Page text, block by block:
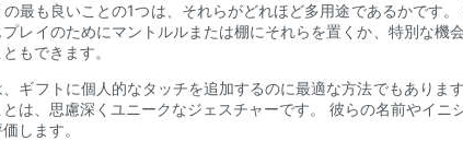
最も良いことの1つは、それらがどれほど多用途であるかです
レイのためにマントルルまたは棚にそれらを置くか、特別な
もできます。
ギフトに個人的なタッチを追加するのに最適な方法でもあり
は、思慮深くユニークなジェスチャーです。 彼らの名前やイ
します。